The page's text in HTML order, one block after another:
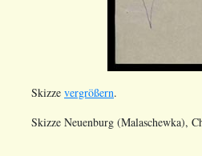
Skizze vergrößern.
Skizze Neuenburg (Malaschewka),